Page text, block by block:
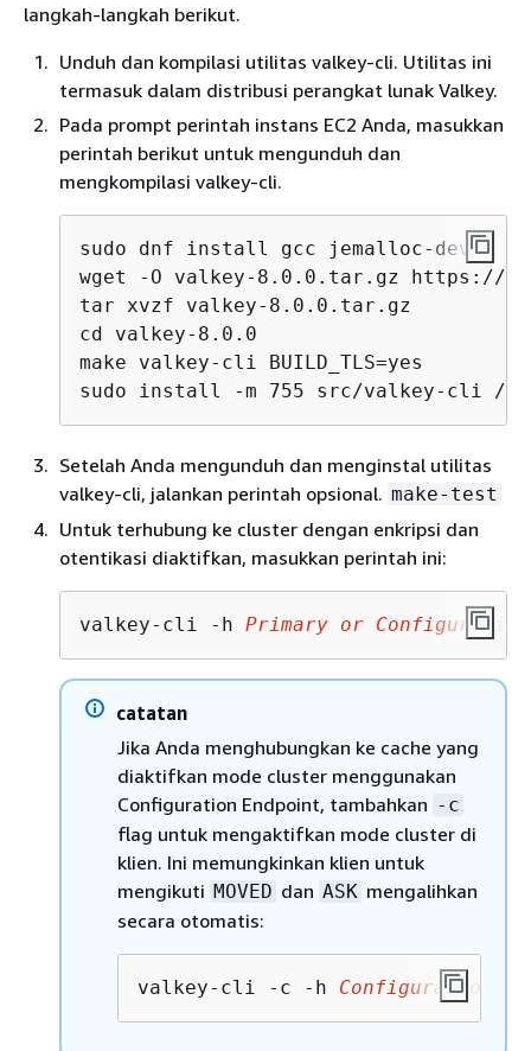
langkah-langkah berikut.
Unduh dan kompilasi utilitas valkey-cli. Utilitas ini
termasuk dalam distribusi perangkat lunak Valkey.
Pada prompt perintah instans EC2 Anda, masukkan
perintah berikut untuk mengunduh dan
mengkompilasi valkey-cli.
sudo dnf install gcc jemalloc-devel
wget -O valkey-8.0.0.tar.gz https://
tar xvzf valkey-8.0.0.tar.gz
cd valkey-8.0.0
make valkey-cli BUILD_TLS=yes
sudo install -m 755 src/valkey-cli /
Setelah Anda mengunduh dan menginstal utilitas
valkey-cli, jalankan perintah opsional. make-test
Untuk terhubung ke cluster dengan enkripsi dan
otentikasi diaktifkan, masukkan perintah ini:
valkey-cli -h Primary or
catatan
Jika Anda menghubungkan ke cache yang
diaktifkan mode cluster menggunakan
Configuration Endpoint, tambahkan -c
flag untuk mengaktifkan mode cluster di
klien. Ini memungkinkan klien untuk
mengikuti MOVED dan ASK mengalihkan
secara otomatis:
valkey-cli -c -h Configuration